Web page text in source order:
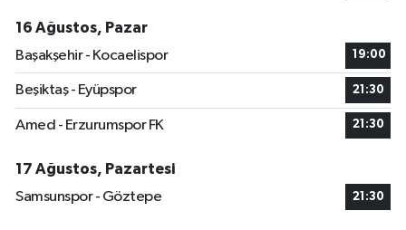
16 Ağustos, Pazar
Başakşehir - Kocaelispor
19:00
Beşiktaş - Eyüpspor 21:30
Amed - Erzurumspor FK 21:30
17 Ağustos, Pazartesi
Samsunspor - Göztepe
21:30